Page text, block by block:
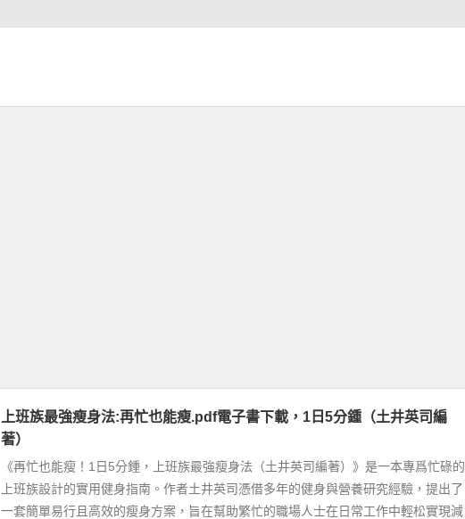
上班族最強瘦身法:再忙也能瘦.pdf電子書下載，1日5分鍾（土井英司編
著）
《再忙也能瘦！1日5分鍾，上班族最強瘦身法（土井英司編著）》是一本專爲忙碌的
上班族設計的實用健身指南。作者土井英司憑借多年的健身與營養研究經驗，提出了
一套簡單易行且高效的瘦身方案，旨在幫助繁忙的職場人士在日常工作中輕松實現減